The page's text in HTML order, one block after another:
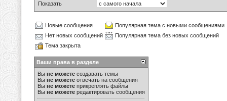
Показать
Новые сообщения
Популярная тема с новыми сообщениями
Нет новых сообщений
Популярная тема без новых сообщений
Тема закрыта
Ваши права в разделе
Вы не можете создавать темы
Вы не можете отвечать на сообщения
Вы не можете прикреплять файлы
Вы не можете редактировать сообщения